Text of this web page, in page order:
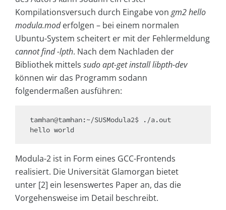
Kompilationsversuch durch Eingabe von gm2 hello
modula.moderfolgen – bei einem normalen
Ubuntu-System scheitert er mit der Fehlermeldung
cannot find -lpth. Nach dem Nachladen der
Bibliothek mittels sudo apt-get install libpth-dev
können wir das Programm sodann
folgendermaßen ausführen:
tamhan@tamhan:~/SUSModula2$ ./a.out
hello world
Modula-2 ist in Form eines GCC-Frontends
realisiert. Die Universität Glamorgan bietet
unter [2] ein lesenswertes Paper an, das die
Vorgehensweise im Detail beschreibt.